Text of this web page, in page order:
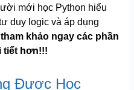
mới học Python hiểu
duy logic và áp dụng
tham khảo ngay các phần
tiết hơn!!!
Được Học